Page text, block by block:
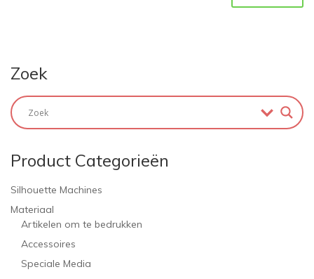
Zoek
Product Categorieën
Silhouette Machines
Materiaal
Artikelen om te bedrukken
Accessoires
Speciale Media